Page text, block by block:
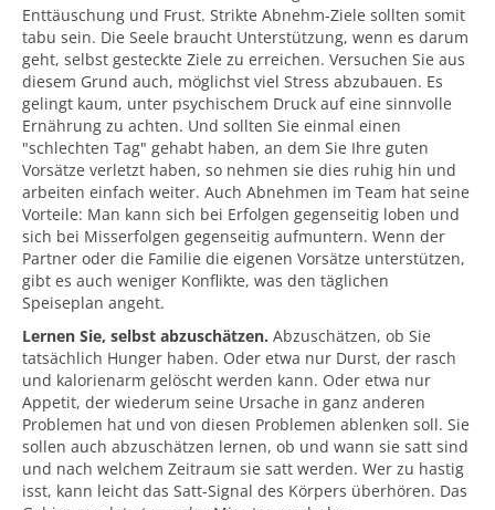
Enttäuschung und Frust. Strikte Abnehm-Ziele sollten somit
tabu sein. Die Seele braucht Unterstützung, wenn es darum
geht, selbst gesteckte Ziele zu erreichen. Versuchen Sie aus
diesem Grund auch, möglichst viel Stress abzubauen. Es
gelingt kaum, unter psychischem Druck auf eine sinnvolle
Ernährung zu achten. Und sollten Sie einmal einen
"schlechten Tag" gehabt haben, an dem Sie Ihre guten
Vorsätze verletzt haben, so nehmen sie dies ruhig hin und
arbeiten einfach weiter. Auch Abnehmen im Team hat seine
Vorteile: Man kann sich bei Erfolgen gegenseitig loben und
sich bei Misserfolgen gegenseitig aufmuntern. Wenn der
Partner oder die Familie die eigenen Vorsätze unterstützen,
gibt es auch weniger Konflikte, was den täglichen
Speiseplan angeht.
Lernen Sie, selbst abzuschätzen. Abzuschätzen, ob Sie
tatsächlich Hunger haben. Oder etwa nur Durst, der rasch
und kalorienarm gelöscht werden kann. Oder etwa nur
Appetit, der wiederum seine Ursache in ganz anderen
Problemen hat und von diesen Problemen ablenken soll. Sie
sollen auch abzuschätzen lernen, ob und wann sie satt sind
und nach welchem Zeitraum sie satt werden. Wer zu hastig
isst, kann leicht das Satt-Signal des Körpers überhören. Das